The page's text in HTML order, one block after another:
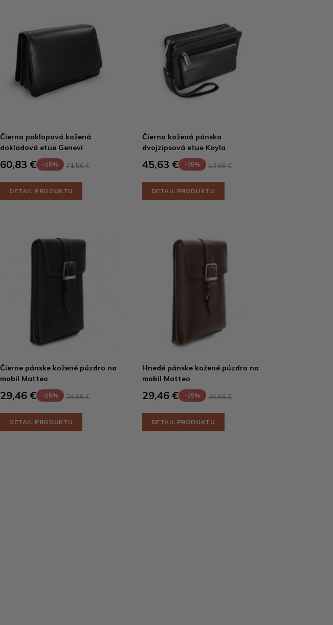
Čierna poklopová kožená
dokladová etue Genevi
60,83 € -15% 71,56 €
DETAIL PRODUKTU
Čierna kožená pánska
dvojzipsová etue Kayla
45,63 € -15% 53,68 €
DETAIL PRODUKTU
Čierne pánske kožené púzdro na
mobil Matteo
29,46 € -15% 34,66 €
DETAIL PRODUKTU
Hnedé pánske kožené púzdro na
mobil Matteo
29,46 € -15% 34,66 €
DETAIL PRODUKTU